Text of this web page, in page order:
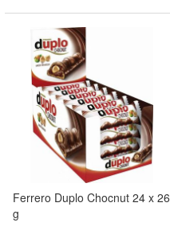
Ferrero Duplo Chocnut 24 x 26
g